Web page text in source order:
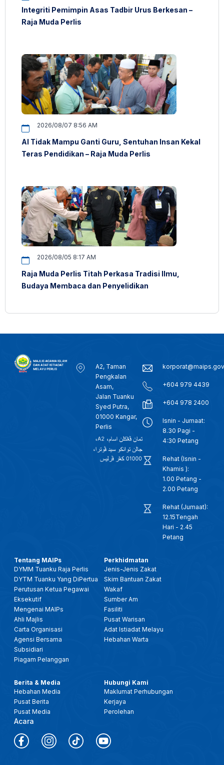
Integriti Pemimpin Asas Tadbir Urus Berkesan –
Raja Muda Perlis
2026/08/07 8:56 AM
AI Tidak Mampu Ganti Guru, Sentuhan Insan Kekal
Teras Pendidikan – Raja Muda Perlis
2026/08/05 8:17 AM
Raja Muda Perlis Titah Perkasa Tradisi Ilmu,
Budaya Membaca dan Penyelidikan
A2, Taman
Pengkalan
Asam,
Jalan Tuanku
Syed Putra,
01000 Kangar,
Perlis
+604 979 4439
+604 978 2400
Isnin - Jumaat:
8.30 Pagi -
4:30 Petang
Rehat (Isnin -
Khamis ):
1.00 Petang -
2.00 Petang
Rehat (Jumaat):
12.15Tengah
Hari - 2.45
Petang
Tentang MAIPs
DYMM Tuanku Raja Perlis
DYTM Tuanku Yang DiPertua
Perutusan Ketua Pegawai
Eksekutif
Mengenai MAIPs
Ahli Majlis
Carta Organisasi
Agensi Bersama
Subsidiari
Piagam Pelanggan
Perkhidmatan
Jenis-Jenis Zakat
Skim Bantuan Zakat
Wakaf
Sumber Am
Fasiliti
Pusat Warisan
Adat Istiadat Melayu
Hebahan Warta
Berita & Media
Hebahan Media
Pusat Berita
Pusat Media
Acara
Hubungi Kami
Maklumat Perhubungan
Kerjaya
Perolehan